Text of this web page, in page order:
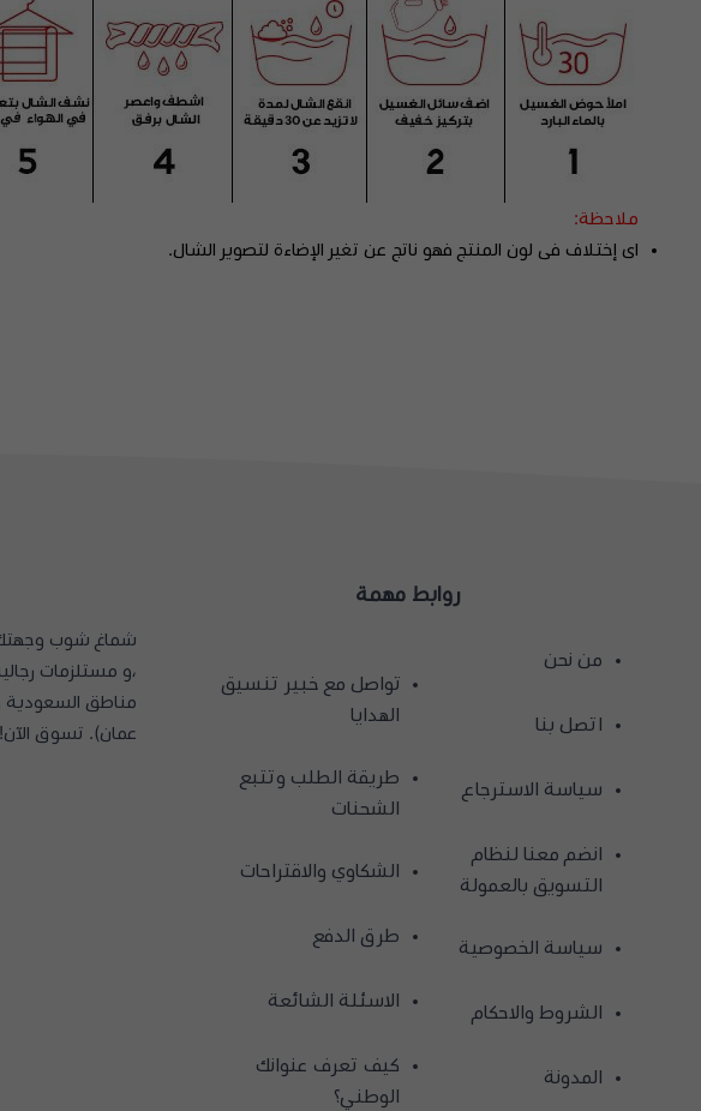
ملاحظة:
اى إختلاف فى لون المنتج فهو ناتج عن تغير الإضاءة لتصوير الشال.
روابط مهمة
من نحن
اتصل بنا
سياسة الاسترجاع
انضم معنا لنظام
التسويق بالعمولة
سياسة الخصوصية
الشروط والاحكام
المدونة
تواصل مع خبير تنسيق
الهدايا
طريقة الطلب وتتبع
الشحنات
الشكاوي والاقتراحات
طرق الدفع
الاسئلة الشائعة
كيف تعرف عنوانك
الوطني؟
شماغ شوب وجهتك
،و مستلزمات
مناطق السعودية
عمان). تسوق الآن!